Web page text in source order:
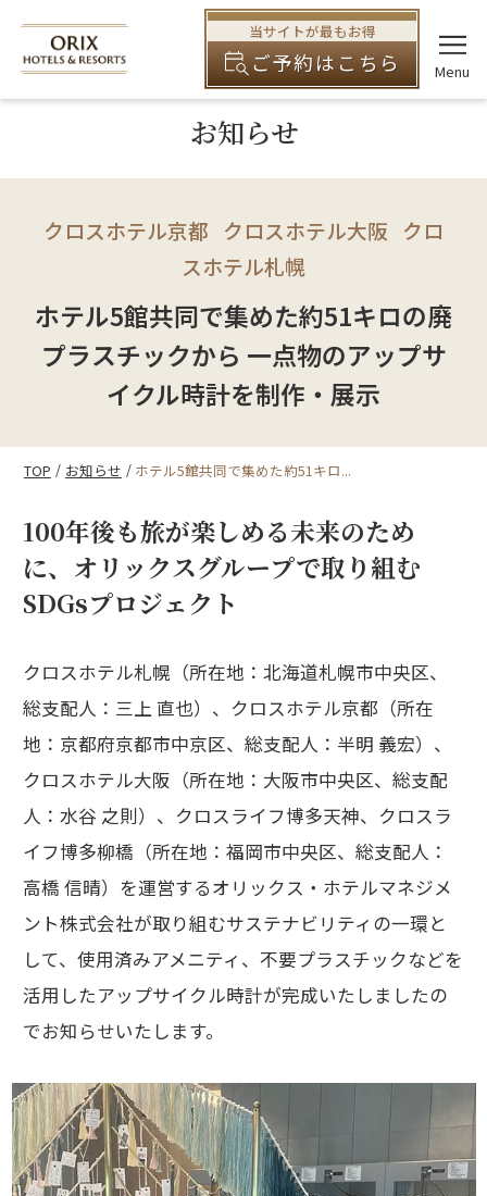
当サイトが最もお得
ご予約はこちら
お知らせ
クロスホテル京都 クロスホテル大阪 クロ
スホテル札幌
ホテル5館共同で集めた約51キロの廃
プラスチックから 一点物のアップサ
イクル時計を制作・展示
TOP お知らせ ホテル5館共同で集めた約51キロ...
100年後も旅が楽しめる未来のため
に、オリックスグループで取り組む
SDGsプロジェクト
クロスホテル札幌（所在地：北海道札幌市中央区、
総支配人：三上 直也）、クロスホテル京都（所在
地：京都府京都市中京区、総支配人：半明 義宏）、
クロスホテル大阪（所在地：大阪市中央区、総支配
人：水谷 之則）、クロスライフ博多天神、クロスラ
イフ博多柳橋（所在地：福岡市中央区、総支配人：
高橋 信晴）を運営するオリックス・ホテルマネジメ
ント株式会社が取り組むサステナビリティの一環と
して、使用済みアメニティ、不要プラスチックなどを
活用したアップサイクル時計が完成いたしましたの
でお知らせいたします。